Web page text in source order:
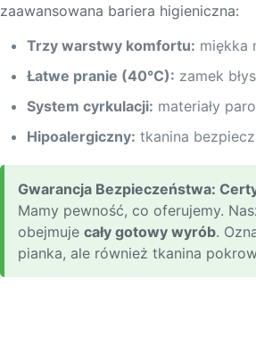
zaawansowana bariera higieniczna:
Trzy warstwy komfortu: miękka
Łatwe pranie (40°C): zamek
System cyrkulacji: materiały
Hipoalergiczny: tkanina
Gwarancja Bezpieczeństwa:
Mamy pewność, co oferujemy.
obejmujecały gotowy wyrób.
pianka, ale również tkanina